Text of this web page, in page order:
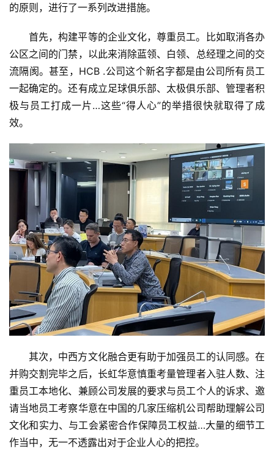
专
栏
专
题
的原则，进行了一系列改进措施。
首先，构建平等的企业文化，尊重员工。比如取消各办
公区之间的门禁，以此来消除蓝领、白领、总经理之间的交
流隔阂。甚至，HCB .公司这个新名字都是由公司所有员工
一起确定的。还有成立足球俱乐部、太极俱乐部、管理者积
极与员工打成一片…这些“得人心”的举措很快就取得了成
效。
其次，中西方文化融合更有助于加强员工的认同感。在
并购交割完毕之后，长虹华意慎重考量管理者入驻人数、注
重员工本地化、兼顾公司发展的要求与员工个人的诉求、邀
请当地员工考察华意在中国的几家压缩机公司帮助理解公司
文化和实力、与工会紧密合作保障员工权益…大量的细节工
作当中，无一不透露出对于企业人心的把控。